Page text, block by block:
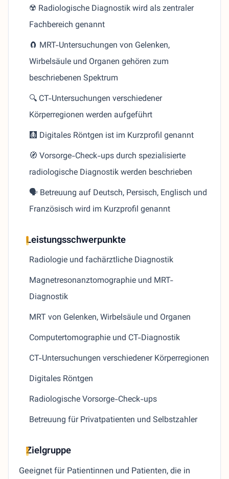
☢️ Radiologische Diagnostik wird als zentraler
Fachbereich genannt
🧲 MRT-Untersuchungen von Gelenken,
Wirbelsäule und Organen gehören zum
beschriebenen Spektrum
🔍 CT-Untersuchungen verschiedener
Körperregionen werden aufgeführt
🩻 Digitales Röntgen ist im Kurzprofil genannt
🧭 Vorsorge-Check-ups durch spezialisierte
radiologische Diagnostik werden beschrieben
🗣️ Betreuung auf Deutsch, Persisch, Englisch und
Französisch wird im Kurzprofil genannt
Leistungsschwerpunkte
Radiologie und fachärztliche Diagnostik
Magnetresonanztomographie und MRT-
Diagnostik
MRT von Gelenken, Wirbelsäule und Organen
Computertomographie und CT-Diagnostik
CT-Untersuchungen verschiedener Körperregionen
Digitales Röntgen
Radiologische Vorsorge-Check-ups
Betreuung für Privatpatienten und Selbstzahler
Zielgruppe
Geeignet für Patientinnen und Patienten, die in